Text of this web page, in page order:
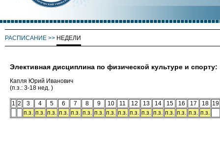
РАСПИСАНИЕ >> НЕДЕЛИ
Элективная дисциплина по физической культуре и
Капля Юрий Иванович
(п.з.: 3-18 нед. )
1 2 3 4 5 6 7 8 9 10 11 12 13 14 15 16 17 18
19
п.з. п.з. п.з. п.з. п.з. п.з. п.з. п.з. п.з. п.з. п.з. п.з. п.з. п.з. п.з. п.з.